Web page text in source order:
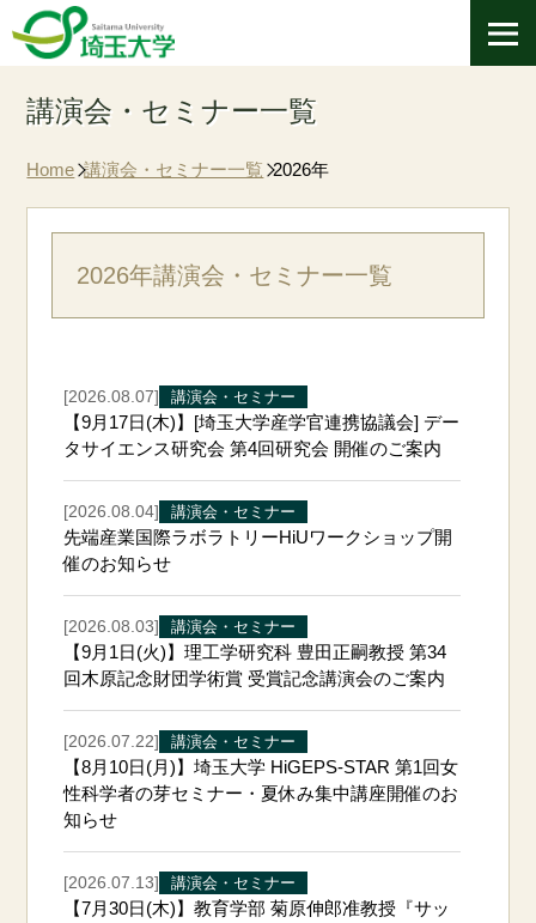
講演会・セミナー一覧
Home 講演会・セミナー一覧 2026年
2026年講演会・セミナー一覧
[2026.08.07] 講演会・セミナー
【9月17日(木)】[埼玉大学産学官連携協議会] デー
タサイエンス研究会 第4回研究会 開催のご案内
[2026.08.04] 講演会・セミナー
先端産業国際ラボラトリーHiUワークショップ開
催のお知らせ
[2026.08.03] 講演会・セミナー
【9月1日(火)】理工学研究科 豊田正嗣教授 第34
回木原記念財団学術賞 受賞記念講演会のご案内
[2026.07.22] 講演会・セミナー
【8月10日(月)】埼玉大学 HiGEPS-STAR 第1回女
性科学者の芽セミナー・夏休み集中講座開催のお
知らせ
[2026.07.13] 講演会・セミナー
【7月30日(木)】教育学部 菊原伸郎准教授『サッ